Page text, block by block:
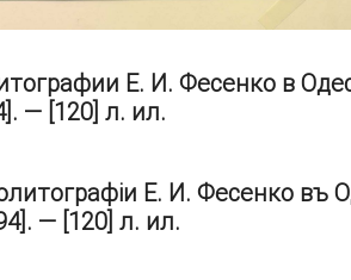
Е. И. Фесенко в
— [120] л. ил.
Е. И. Фесенко въ
— [120] л. ил.